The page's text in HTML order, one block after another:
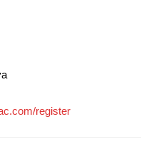
register